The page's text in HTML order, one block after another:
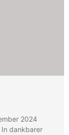
2024
In dankbarer